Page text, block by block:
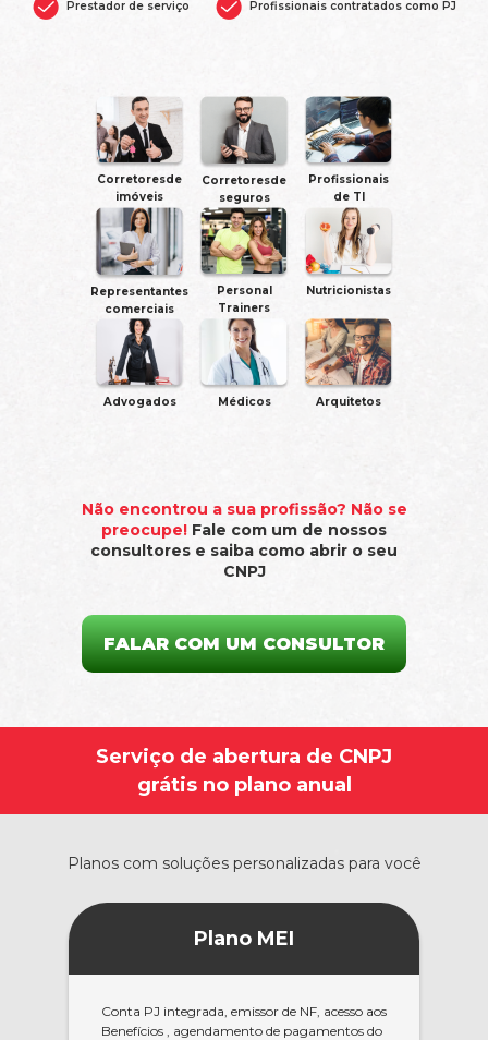
Prestador de serviço Profissionais contratados como PJ
Corretoresde
imóveis
Corretoresde
seguros
Profissionais
de TI
Representantes
comerciais
Personal
Trainers
Nutricionistas
Advogados Médicos Arquitetos
Não encontrou a sua profissão? Não se
preocupe! Fale com um de nossos
consultores e saiba como abrir o seu
CNPJ
FALAR COM UM CONSULTOR
Serviço de abertura de CNPJ
grátis no plano anual
Planos com soluções personalizadas para você
Plano MEI
Conta PJ integrada, emissor de NF, acesso aos
Benefícios , agendamento de pagamentos do